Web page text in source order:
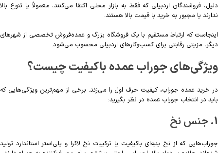
دلیل، فروشندگان اردبیلی که فقط به بازار محلی اکتفا می‌کنند، معمولاً یا تنوع بالا
ندارند یا مجبور به خرید با قیمت بالا هستند.
اینجاست که ارتباط مستقیم با یک فروشگاه بزرگ و عمده‌فروش تخصصی از شهرهای
دیگر، مزیتی رقابتی برای کسب‌و‌کارهای اردبیلی محسوب می‌شود.
ویژگی‌های جوراب عمده باکیفیت چیست؟
در خرید عمده جوراب، کیفیت حرف اول را می‌زند. برخی از مهم‌ترین ویژگی‌هایی که
باید در انتخاب جوراب عمده در نظر بگیرید:
1. جنس نخ
جوراب‌هایی که از نخ پنبه‌ای باکیفیت یا ترکیبات نخ لاکرا و پلی‌استر استاندارد تولید